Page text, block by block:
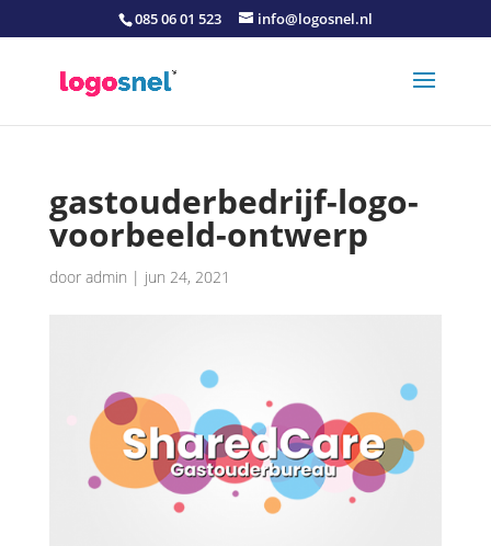
085 06 01 523 info@logosnel.nl
gastouderbedrijf-logo-
voorbeeld-ontwerp
door admin | jun 24, 2021